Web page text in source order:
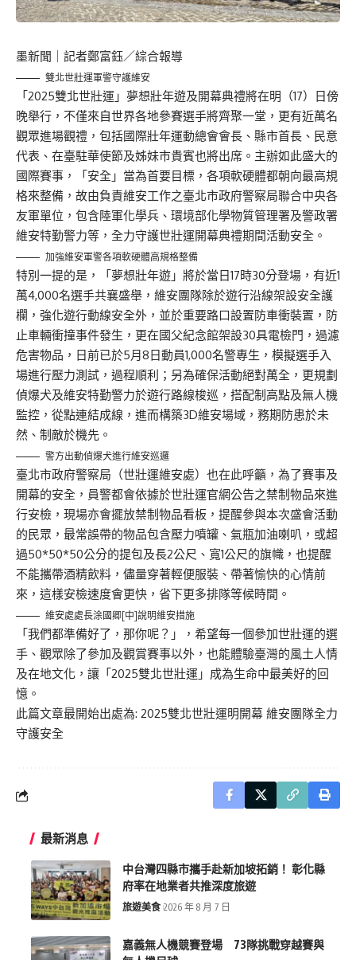
墨新聞 ｜記者鄭富鈺／綜合報導
雙北世壯運軍警守護維安
「2025雙北世壯運」夢想壯年遊及開幕典禮將在明（17）日傍
晚舉行，不僅來自世界各地參賽選手將齊聚一堂，更有近萬名
觀眾進場觀禮，包括國際壯年運動總會會長、縣市首長、民意
代表、在臺駐華使節及姊妹市貴賓也將出席。主辦如此盛大的
國際賽事，「安全」當為首要目標，各項軟硬體都朝向最高規
格來整備，故由負責維安工作之臺北市政府警察局聯合中央各
友軍單位，包含陸軍化學兵、環境部化學物質管理署及警政署
維安特勤警力等，全力守護世壯運開幕典禮期間活動安全。
加強維安軍警各項軟硬體高規格整備
特別一提的是，「夢想壯年遊」將於當日17時30分登場，有近1
萬4,000名選手共襄盛舉，維安團隊除於遊行沿線架設安全護
欄，強化遊行動線安全外，並於重要路口設置防車衝裝置，防
止車輛衝撞事件發生，更在國父紀念館架設30具電檢門，過濾
危害物品，日前已於5月8日動員1,000名警專生，模擬選手入
場進行壓力測試，過程順利；另為確保活動絕對萬全，更規劃
偵爆犬及維安特勤警力於遊行路線梭巡，搭配制高點及無人機
監控，從點連結成線，進而構築3D維安場域，務期防患於未
然、制敵於機先。
警方出動偵爆犬進行維安巡邏
臺北市政府警察局（世壯運維安處）也在此呼籲，為了賽事及
開幕的安全，員警都會依據於世壯運官網公告之禁制物品來進
行安檢，現場亦會擺放禁制物品看板，提醒參與本次盛會活動
的民眾，最常誤帶的物品包含壓力噴罐、氣瓶加油喇叭，或超
過50*50*50公分的提包及長2公尺、寬1公尺的旗幟，也提醒
不能攜帶酒精飲料，儘量穿著輕便服裝、帶著愉快的心情前
來，這樣安檢速度會更快，省下更多排隊等候時間。
維安處處長涂國卿[中]說明維安措施
「我們都準備好了，那你呢？」，希望每一個參加世壯運的選
手、觀眾除了參加及觀賞賽事以外，也能體驗臺灣的風土人情
及在地文化，讓「2025雙北世壯運」成為生命中最美好的回
憶。
此篇文章最開始出處為: 2025雙北世壯運明開幕 維安團隊全力
守護安全
最新消息
中台灣四縣市攜手赴新加坡拓銷！ 彰化縣
府率在地業者共推深度旅遊
旅遊美食 2026 年 8 月 7 日
嘉義無人機競賽登場 73隊挑戰穿越賽與